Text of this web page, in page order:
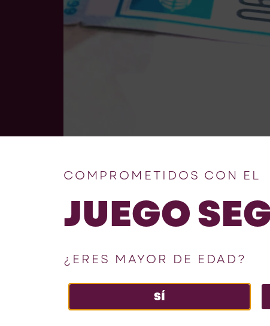
COMPROMETIDOS CON EL
JUEGO
¿ERES MAYOR DE EDAD?
SÍ